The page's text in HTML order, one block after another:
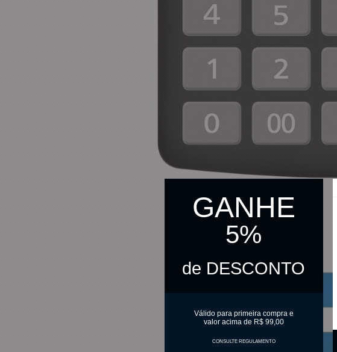
GANHE
5%
de DESCONTO
Válido para primeira compra e
valor acima de R$ 99,00
CONSULTE REGULAMENTO